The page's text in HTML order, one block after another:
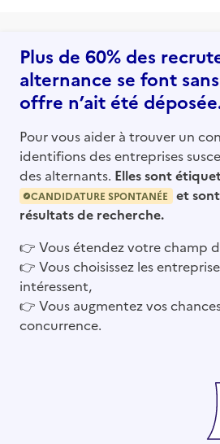
Plus de 60% des
alternance se font
offre n’ait été
Pour vous aider à trouver un
identifions des entreprises
des alternants. Elles sont
CANDIDATURE SPONTANÉE
et
résultats de recherche.
👉 Vous étendez votre champ
👉 Vous choisissez les
intéressent,
👉 Vous augmentez vos
concurrence.